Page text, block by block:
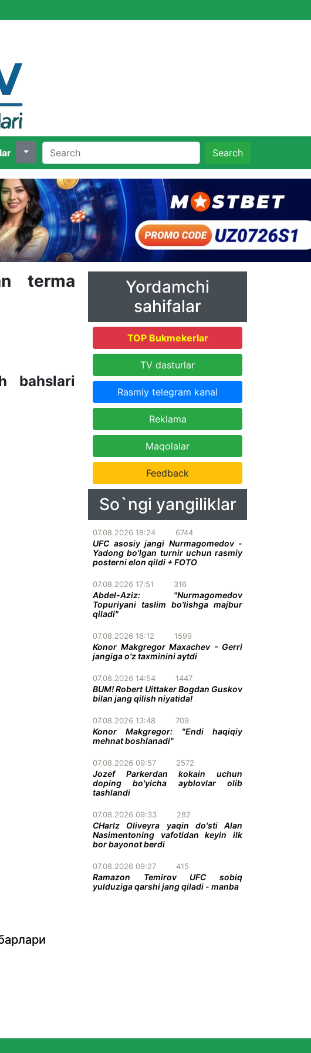
Search
terma
bahslari
Yordamchi
sahifalar
TOP Bukmekerlar
TV dasturlar
Rasmiy telegram kanal
Reklama
Maqolalar
Feedback
So`ngi yangiliklar
07.08.2026 18:24 6744
UFC asosiy jangi Nurmagomedov -
Yadong bo'lgan turnir uchun rasmiy
posterni elon qildi + FOTO
07.08.2026 17:51 316
Abdel-Aziz: "Nurmagomedov
Topuriyani taslim bo'lishga majbur
qiladi"
07.08.2026 16:12 1599
Konor Makgregor Maxachev - Gerri
jangiga o'z taxminini aytdi
07.08.2026 14:54 1447
BUM! Robert Uittaker Bogdan Guskov
bilan jang qilish niyatida!
07.08.2026 13:48 709
Konor Makgregor: "Endi haqiqiy
mehnat boshlanadi"
07.08.2026 09:57 2572
Jozef Parkerdan kokain uchun
doping bo'yicha ayblovlar olib
tashlandi
07.08.2026 09:33 282
CHarlz Oliveyra yaqin do'sti Alan
Nasimentoning vafotidan keyin ilk
bor bayonot berdi
07.08.2026 09:27 415
Ramazon Temirov UFC sobiq
yulduziga qarshi jang qiladi - manba